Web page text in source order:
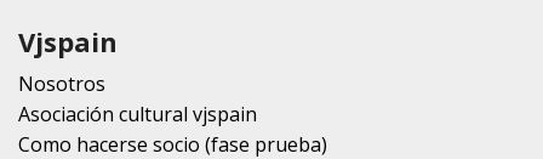
Vjspain
Nosotros
Asociación cultural vjspain
Como hacerse socio (fase prueba)